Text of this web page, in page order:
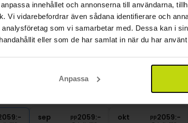
innehållet och annonserna till användarna,
Vi vidarebefordrar även sådana identifierare och
som vi samarbetar med. Dessa kan i
eller som de har samlat in när du har
Anpassa
I.
II.
Inkl 2-rättersmeny
2x övernattningar
2x
frukostbuffé
2x kaffe att ta med
sep pp2059:- okt pp2059:-